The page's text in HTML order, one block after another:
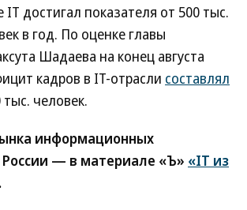
IT достигал показателя от 500 тыс.
в год. По оценке главы
Шадаева на конец августа
кадров в IT-отрасли составлял
человек.
информационных
России — в материале «Ъ» «IT из
.